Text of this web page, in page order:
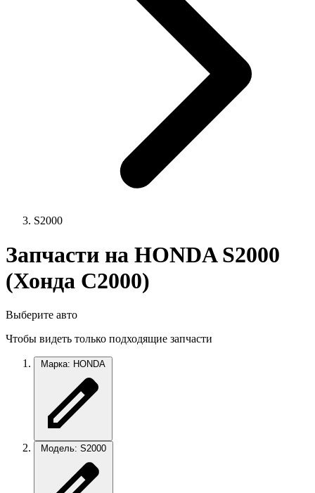
S2000
Запчасти на HONDA S2000
(Хонда С2000)
Выберите авто
Чтобы видеть только подходящие запчасти
Марка: HONDA
Модель: S2000